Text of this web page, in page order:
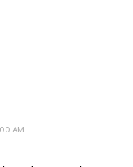
AM